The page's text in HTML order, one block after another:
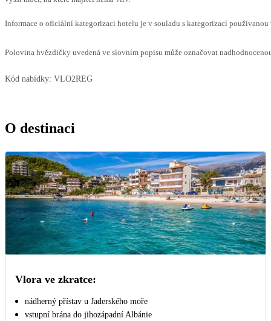
Informace o oficiální kategorizaci hotelu je v souladu s kategorizací
Polovina hvězdičky uvedená ve slovním popisu může označovat
Kód nabídky: VLO2REG
O destinaci
Vlora ve zkratce:
nádherný přístav u Jaderského moře
vstupní brána do jihozápadní Albánie